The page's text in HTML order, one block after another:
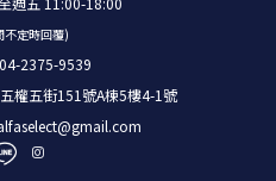
不定時回覆)
2375-9539
權五街151號A棟5樓4-1號